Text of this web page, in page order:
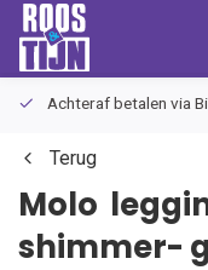
Achteraf betalen via
Terug
Molo
shimmer-